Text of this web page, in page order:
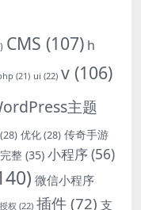
CMS (107) h
(21) ui (22) v (106)
主题
(28) 优化(28) 传奇手游
完整 (35) 小程序(56)
微信小程序
授权 (22) 插件 (72) 支